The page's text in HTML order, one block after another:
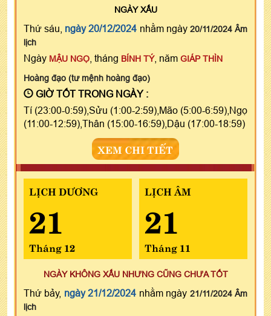
NGÀYXẤU
Thứ sáu, ngày 20/12/2024 nhằm ngày 20/11/2024 Âm
lịch
Ngày MẬU NGỌ , tháng BÍNH TÝ, năm GIÁP THÌN
Hoàng đạo (tư mệnh hoàng đạo)
GIỜ TỐT TRONG NGÀY :
Tí (23:00-0:59),Sửu (1:00-2:59),Mão (5:00-6:59),Ngọ
(11:00-12:59),Thân (15:00-16:59),Dậu (17:00-18:59)
XEM CHI TIẾT
LỊCH DƯƠNG
21
Tháng 12
LỊCH ÂM
21
Tháng 11
NGÀY KHÔNG XẤU NHƯNG CŨNG CHƯA TỐT
Thứ bảy, ngày 21/12/2024 nhằm ngày 21/11/2024 Âm
lịch